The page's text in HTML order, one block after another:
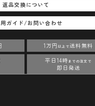
返品交換について
用ガイド/お問い合わせ
1万円 以上で送料無料
平日14時 までの注文で
即日発送